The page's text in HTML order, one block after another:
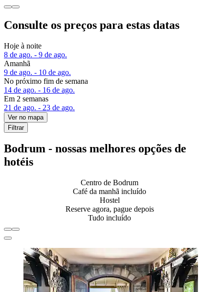
Consulte os preços para estas datas
Hoje à noite
8 de ago. - 9 de ago.
Amanhã
9 de ago. - 10 de ago.
No próximo fim de semana
14 de ago. - 16 de ago.
Em 2 semanas
21 de ago. - 23 de ago.
Ver no mapa
Filtrar
Bodrum - nossas melhores opções de
hotéis
Centro de Bodrum
Café da manhã incluído
Hostel
Reserve agora, pague depois
Tudo incluído